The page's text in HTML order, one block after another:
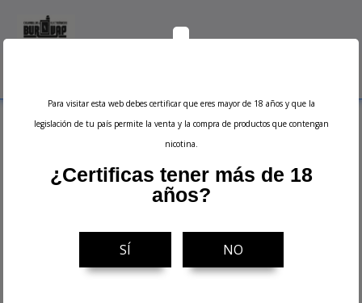
Inicio Kits y Mods
Kits y Mods
Para visitar esta web debes certificar que eres mayor de 18 años y que la
legislación de tu país permite la venta y la compra de productos que contengan
nicotina.
¿Certificas tener más de 18
años?
SÍ NO